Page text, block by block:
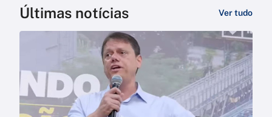
Últimas notícias Ver tudo